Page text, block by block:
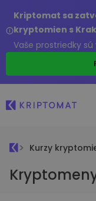
Kriptomat sa
kryptomien s
Vaše prostriedky
Kurzy